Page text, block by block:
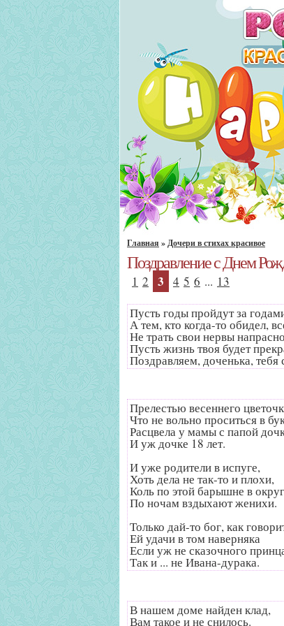
Главная »Дочери в стихах красивое
Поздравление с Днем
1 2 3 4 5 6 ... 13
Пусть годы пройдут за
А тем, кто когда-то обидел,
Не трать свои нервы
Пусть жизнь твоя будет
Поздравляем, доченька,
Прелестью весеннего
Что не вольно проситься в
Расцвела у мамы с папой
И уж дочке 18 лет.
И уже родители в испуге,
Хоть дела не так-то и плохи,
Коль по этой барышне в
По ночам вздыхают женихи.
Только дай-то бог, как
Ей удачи в том наверняка
Если уж не сказочного
Так и ... не Ивана-дурака.
В нашем доме найден клад,
Вам такое и не снилось.